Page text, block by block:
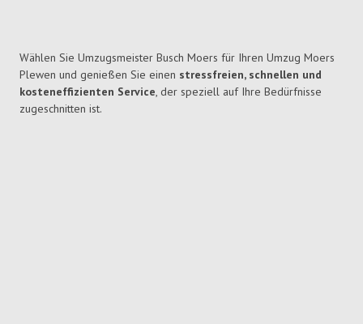
Wählen Sie Umzugsmeister Busch Moers für Ihren Umzug Moers
Plewen und genießen Sie einen stressfreien, schnellen und
kosteneffizienten Service, der speziell auf Ihre Bedürfnisse
zugeschnitten ist.